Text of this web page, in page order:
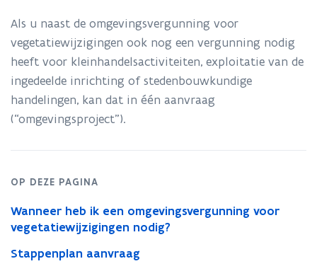
Als u naast de omgevingsvergunning voor
vegetatiewijzigingen ook nog een vergunning nodig
heeft voor kleinhandelsactiviteiten, exploitatie van de
ingedeelde inrichting of stedenbouwkundige
handelingen, kan dat in één aanvraag
(“omgevingsproject”).
OP DEZE PAGINA
Wanneer heb ik een omgevingsvergunning voor
vegetatiewijzigingen nodig?
Stappenplan aanvraag